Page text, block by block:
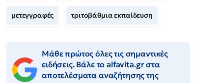
μετεγγραφές τριτοβάθμια εκπαίδευση
Μάθε πρώτος όλες τις σημαντικές
ειδήσεις. Βάλε το alfavita.gr στα
αποτελέσματα αναζήτησης της